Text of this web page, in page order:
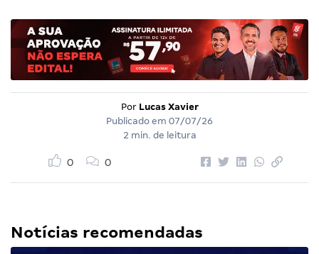
Por Lucas Xavier
Publicado em 07/07/26
2 min. de leitura
0 0
Notícias recomendadas